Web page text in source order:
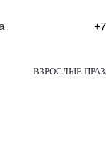
ВЗРОСЛЫЕ